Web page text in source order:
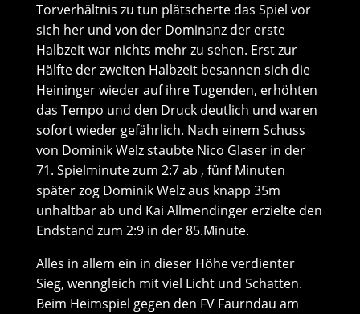
Torverhältnis zu tun plätscherte das Spiel vor
sich her und von der Dominanz der erste
Halbzeit war nichts mehr zu sehen. Erst zur
Hälfte der zweiten Halbzeit besannen sich die
Heininger wieder auf ihre Tugenden, erhöhten
das Tempo und den Druck deutlich und waren
sofort wieder gefährlich. Nach einem Schuss
von Dominik Welz staubte Nico Glaser in der
71. Spielminute zum 2:7 ab , fünf Minuten
später zog Dominik Welz aus knapp 35m
unhaltbar ab und Kai Allmendinger erzielte den
Endstand zum 2:9 in der 85.Minute.
Alles in allem ein in dieser Höhe verdienter
Sieg, wenngleich mit viel Licht und Schatten.
Beim Heimspiel gegen den FV Faurndau am